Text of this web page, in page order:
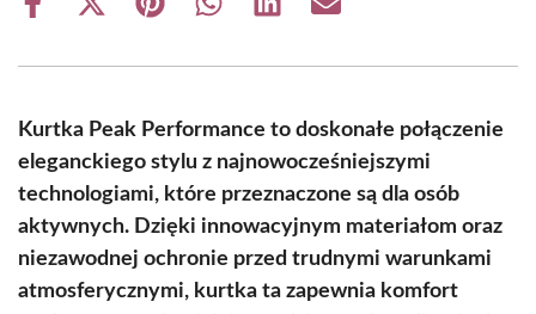
Share
Share
(Twitter)
Share Share Share Share
Kurtka Peak Performance to doskonałe połączenie
eleganckiego stylu z najnowocześniejszymi
technologiami, które przeznaczone są dla osób
aktywnych. Dzięki innowacyjnym materiałom oraz
niezawodnej ochronie przed trudnymi warunkami
atmosferycznymi, kurtka ta zapewnia komfort